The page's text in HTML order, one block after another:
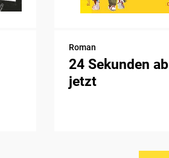
Roman
24 Sekunden ab
jetzt